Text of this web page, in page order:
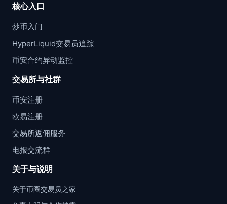
核心入口
炒币入门
HyperLiquid交易员追踪
币安合约异动监控
交易所与社群
币安注册
欧易注册
交易所返佣服务
电报交流群
关于与说明
关于币圈交易员之家